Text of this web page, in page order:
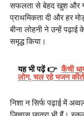
सफलता से बेहद खुश और
प्राथमिकता दी और हर
बीना लोहनी ने उन्हें
समृद्ध किया।
यह भी पढ़ें 👉 कैंची
लोग, चल रहे भजन
निशा न सिर्फ पढ़ाई में